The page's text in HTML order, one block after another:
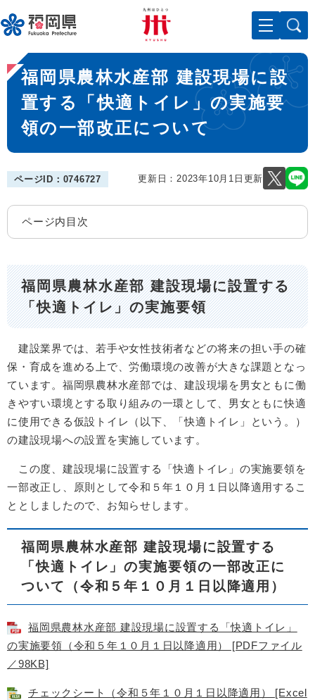
ー
ジ
先
頭
メニューを飛ばして本文へ
本
文
福岡県農林水産部 建設現場に設
置する「快適トイレ」の実施要
領の一部改正について
ページID：0746727 更新日：2023年10月1日更新
ページ内目次
福岡県農林水産部 建設現場に設置する
「快適トイレ」の実施要領
建設業界では、若手や女性技術者などの将来の担い手の確
保・育成を進める上で、労働環境の改善が大きな課題となっ
ています。福岡県農林水産部では、建設現場を男女ともに働
きやすい環境とする取り組みの一環として、男女ともに快適
に使用できる仮設トイレ（以下、「快適トイレ」という。）
の建設現場への設置を実施しています。
この度、建設現場に設置する「快適トイレ」の実施要領を
一部改正し、原則として令和５年１０月１日以降適用するこ
ととしましたので、お知らせします。
福岡県農林水産部 建設現場に設置する
「快適トイレ」の実施要領の一部改正に
ついて（令和５年１０月１日以降適用）
福岡県農林水産部 建設現場に設置する「快適トイレ」
の実施要領（令和５年１０月１日以降適用） [PDFファイル
／98KB]
チェックシート（令和５年１０月１日以降適用） [Excel